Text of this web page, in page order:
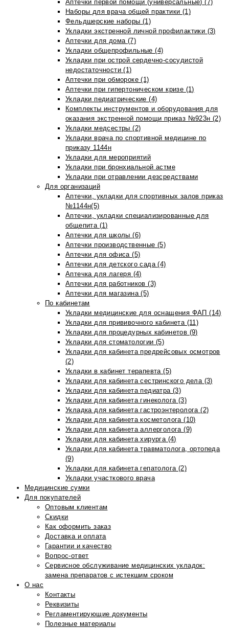
Аптечки первой помощи (универсальные) (7)
Наборы для врача общей практики (1)
Фельдшерские наборы (1)
Укладки экстренной личной профилактики (3)
Аптечки для дома (7)
Укладки общепрофильные (4)
Укладки при острой сердечно-сосудистой
недостаточности (1)
Аптечки при обмороке (1)
Аптечки при гипертоническом кризе (1)
Укладки педиатрические (4)
Комплекты инструментов и оборудования для
оказания экстренной помощи приказ №923н (2)
Укладки медсестры (2)
Укладки врача по спортивной медицине по
приказу 1144н
Укладки для мероприятий
Укладки при бронхиальной астме
Укладки при отравлении дезсредствами
Для организаций
Аптечки, укладки для спортивных залов приказ
№1144н(5)
Аптечки, укладки специализированные для
общепита (1)
Аптечки для школы (6)
Аптечки производственные (5)
Аптечки для офиса (5)
Аптечки для детского сада (4)
Аптечка для лагеря (4)
Аптечки для работников (3)
Аптечки для магазина (5)
По кабинетам
Укладки медицинские для оснащения ФАП (14)
Укладки для прививочного кабинета (11)
Укладки для процедурных кабинетов (9)
Укладки для стоматологии (5)
Укладки для кабинета предрейсовых осмотров
(2)
Укладки в кабинет терапевта (5)
Укладки для кабинета сестринского дела (3)
Укладки для кабинета педиатра (3)
Укладки для кабинета гинеколога (3)
Укладка для кабинета гастроэнтеролога (2)
Укладки для кабинета косметолога (10)
Укладки для кабинета аллерголога (9)
Укладки для кабинета хирурга (4)
Укладки для кабинета травматолога, ортопеда
(9)
Укладки для кабинета гепатолога (2)
Укладки участкового врача
Медицинские сумки
Для покупателей
Оптовым клиентам
Скидки
Как оформить заказ
Доставка и оплата
Гарантии и качество
Вопрос-ответ
Сервисное обслуживание медицинских укладок:
замена препаратов с истекшим сроком
О нас
Контакты
Реквизиты
Регламентирующие документы
Полезные материалы